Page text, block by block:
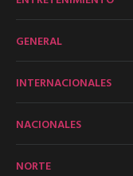
GENERAL
INTERNACIONALES
NACIONALES
NORTE